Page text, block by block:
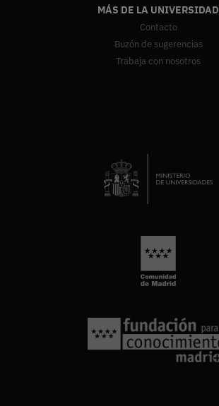
MÁS DE LA UNIVERSIDAD
Contacto
Buzón de sugerencias
Trabaja con nosotros